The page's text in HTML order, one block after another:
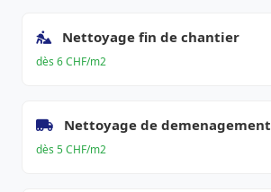
Nettoyage fin de chantier
dès 6 CHF/m2
Nettoyage de demenagement
dès 5 CHF/m2